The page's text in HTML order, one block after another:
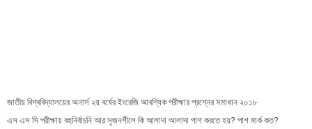
জাতীয় বিশ্ববিদ্যালয়ের অনার্স ২য় বর্ষের ইংরেজি আবশ্যিক পরীক্ষার প্রশ্নের সমাধান ২০১৮
এস এস সি পরীক্ষায় বহুনির্বাচনি আর সৃজনশীলে কি আলাদা আলাদা পাশ করতে হয়? পাশ মার্ক কত?